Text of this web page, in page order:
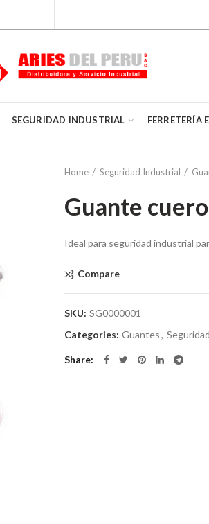
SEGURIDAD INDUSTRIAL FERRETERÍA
Home Seguridad Industrial
Guante
Ideal para seguridad industrial
Compare
SKU: SG0000001
Categories: Guantes,
Share